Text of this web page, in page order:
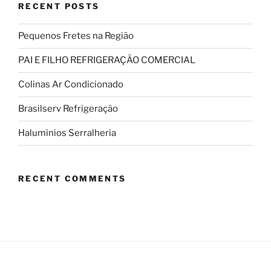
RECENT POSTS
Pequenos Fretes na Região
PAI E FILHO REFRIGERAÇÃO COMERCIAL
Colinas Ar Condicionado
Brasilserv Refrigeração
Haluminios Serralheria
RECENT COMMENTS